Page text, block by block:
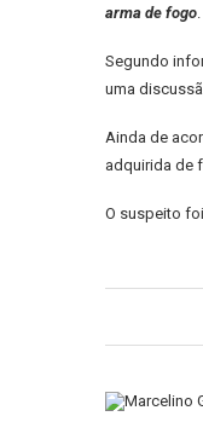
arma de fogo.
Segundo
uma
Ainda de
adquirida de
O suspeito